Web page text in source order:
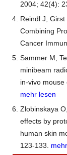
2004; 42(4):
Reindl J,
Combining
Cancer
Sammer M,
minibeam
in-vivo
mehr lesen
Zlobinskaya
effects by
human skin
123-133.